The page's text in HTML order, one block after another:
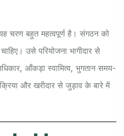
चरण बहुत महत्वपूर्ण है। संगठन को
उसे परियोजना भागीदार से
आँकड़ा स्वामित्व, भुगतान समय-
और खरीदार से जुड़ाव के बारे में